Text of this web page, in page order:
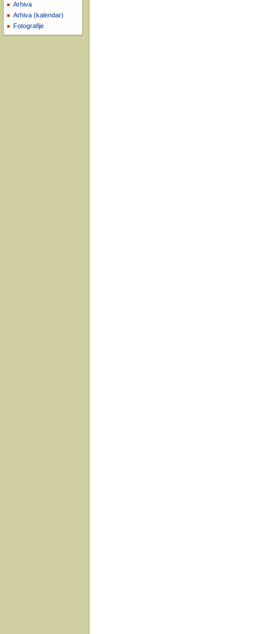
Arhiva
Arhiva (kalendar)
Fotografije